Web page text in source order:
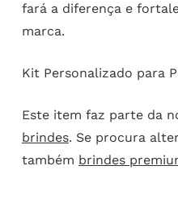
fará a diferença e
marca.
Kit Personalizado para
Este item faz parte da
brindes. Se procura
também brindes